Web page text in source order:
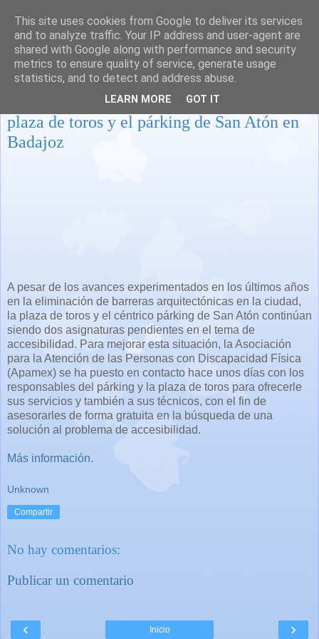
Buscan soluciones para hacer accesibles la
plaza de toros y el párking de San Atón en
Badajoz
A pesar de los avances experimentados en los últimos años
en la eliminación de barreras arquitectónicas en la ciudad,
la plaza de toros y el céntrico párking de San Atón continúan
siendo dos asignaturas pendientes en el tema de
accesibilidad. Para mejorar esta situación, la Asociación
para la Atención de las Personas con Discapacidad Física
(Apamex) se ha puesto en contacto hace unos días con los
responsables del párking y la plaza de toros para ofrecerle
sus servicios y también a sus técnicos, con el fin de
asesorarles de forma gratuita en la búsqueda de una
solución al problema de accesibilidad.
Más información.
Unknown
Compartir
No hay comentarios:
Publicar un comentario
‹ ›
Inicio
This site uses cookies from Google to deliver its services
and to analyze traffic. Your IP address and user-agent are
shared with Google along with performance and security
metrics to ensure quality of service, generate usage
statistics, and to detect and address abuse.
LEARN MORE GOT IT